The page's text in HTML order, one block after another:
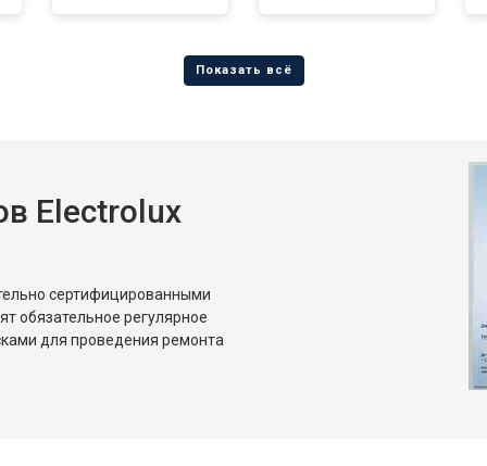
Electrolux
сертифицированными
обязательное регулярное
для проведения ремонта